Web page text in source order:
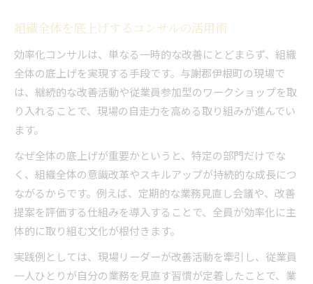
組織全体を底上げするコンサルの活用術
効率化コンサルは、単なる一時的な改善にとどまらず、組織
全体の底上げを実現する手段です。与謝郡伊根町の現場で
は、継続的な改善活動や従業員参加型のワークショップを取
り入れることで、現場の自走力を高める取り組みが進んでい
ます。
なぜ全体の底上げが重要かというと、特定の部門だけでな
く、組織全体の意識改革やスキルアップが持続的な成長につ
ながるからです。例えば、定期的な業務見直し会議や、改善
提案を評価する仕組みを導入することで、全員が効率化に主
体的に取り組む文化が根付きます。
実践例としては、現場リーダーが改善活動を牽引し、従業員
一人ひとりが自分の業務を見直す習慣が定着したことで、業